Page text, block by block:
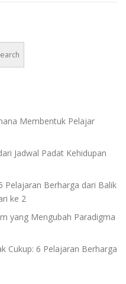
Membentuk Pelajar
Jadwal Padat Kehidupan
Pelajaran Berharga dari Balik
ke 2
yang Mengubah Paradigma
Cukup: 6 Pelajaran Berharga